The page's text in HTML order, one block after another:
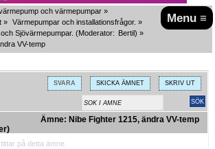
Menu ≡
och värmepumpar »
» Värmepumpar och installationsfrågor. »
Sjövärmepumpar. (Moderator: Bertil) »
VV-temp
SVARA SKICKA ÄMNET SKRIV UT
Ämne: Nibe Fighter 1215, ändra VV-temp
på detta ämne.